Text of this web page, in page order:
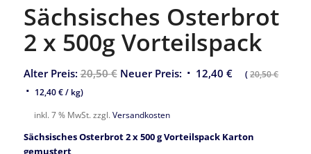
Sächsisches Osterbrot
2 x 500g Vorteilspack
Alter Preis: 20,50€ Ursprünglicher
20,50 €
Neuer Preis: 12,40 €Aktueller
(20,50€
12,40€/ kg)
inkl. 7 % MwSt. zzgl.Versandkosten
Sächsisches Osterbrot 2 x 500 g Vorteilspack Karton